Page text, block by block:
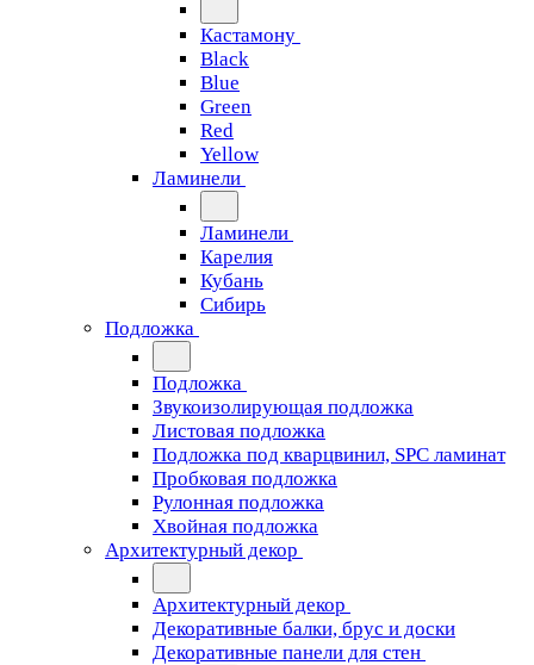
Кастамону
Black
Blue
Green
Red
Yellow
Ламинели
Ламинели
Карелия
Кубань
Сибирь
Подложка
Подложка
Звукоизолирующая подложка
Листовая подложка
Подложка под кварцвинил, SPC ламинат
Пробковая подложка
Рулонная подложка
Хвойная подложка
Архитектурный декор
Архитектурный декор
Декоративные балки, брус и доски
Декоративные панели для стен